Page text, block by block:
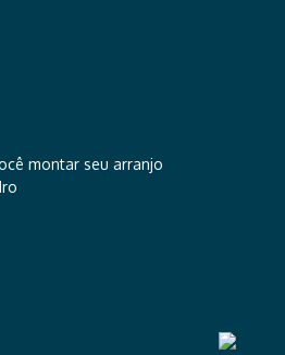
montar seu arranjo